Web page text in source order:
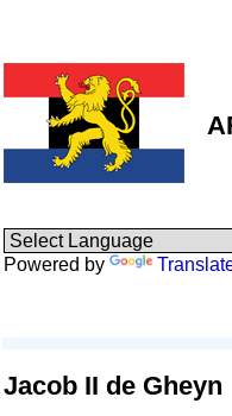
Powered by
Jacob II de Gheyn